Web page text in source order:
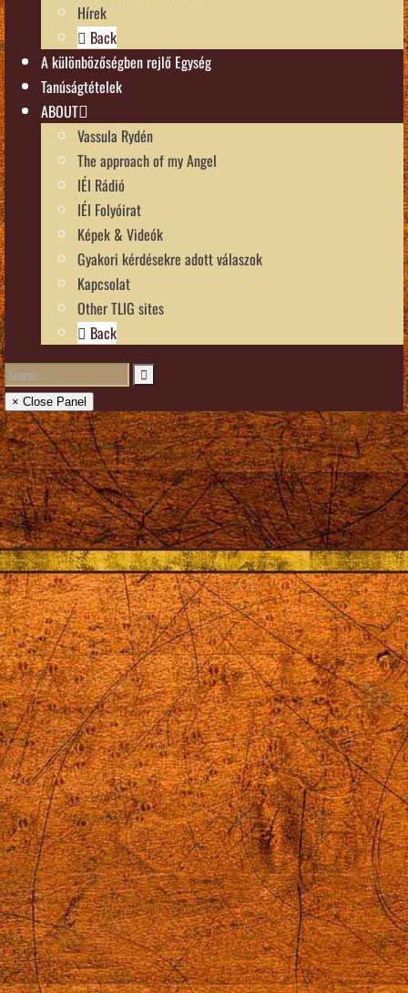
Hírek
Back
A különbözőségben rejlő Egység
Tanúságtételek
ABOUT
Vassula Rydén
The approach of my Angel
IÉI Rádió
IÉI Folyóirat
Képek & Videók
Gyakori kérdésekre adott válaszok
Kapcsolat
Other TLIG sites
Back
× Close Panel